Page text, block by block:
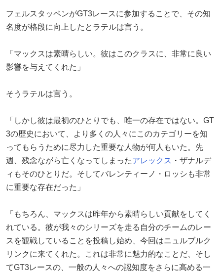
フェルスタッペンがGT3レースに参加することで、その知
名度が格段に向上したとラテルは言う。
「マックスは素晴らしい。彼はこのクラスに、非常に良い
影響を与えてくれた」
そうラテルは言う。
「しかし彼は最初のひとりでも、唯一の存在ではない。GT
3の歴史において、より多くの人々にこのカテゴリーを知
ってもらうために尽力した重要な人物が何人もいた。先
週、残念ながら亡くなってしまったアレックス ・ザナルデ
ィもそのひとりだ。そしてバレンティーノ・ロッシも非常
に重要な存在だった」
「もちろん、マックスは昨年から素晴らしい貢献をしてく
れている。彼が我々のシリーズを走る自分のチームのレー
スを観戦していることを投稿し始め、今回はニュルブルク
リンクに来てくれた。これは非常に魅力的なことだ、そし
てGT3レースの、一般の人々への認知度をさらに高める一